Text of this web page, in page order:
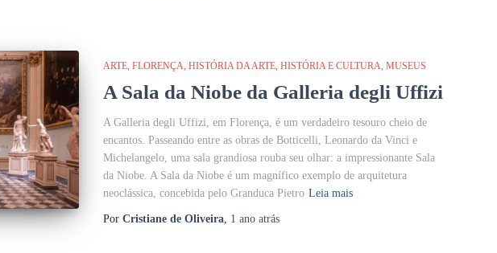
ARTE FLORENÇA HISTÓRIA DA ARTE HISTÓRIA E CULTURA MUSEUS
A Sala da Niobe da Galleria degli Uffizi
A Galleria degli Uffizi, em Florença, é um verdadeiro tesouro cheio de
encantos. Passeando entre as obras de Botticelli, Leonardo da Vinci e
Michelangelo, uma sala grandiosa rouba seu olhar: a impressionante Sala
da Niobe. A Sala da Niobe é um magnífico exemplo de arquitetura
neoclássica, concebida pelo Granduca Pietro Leia mais
Por Cristiane de Oliveira, 1 ano atrás